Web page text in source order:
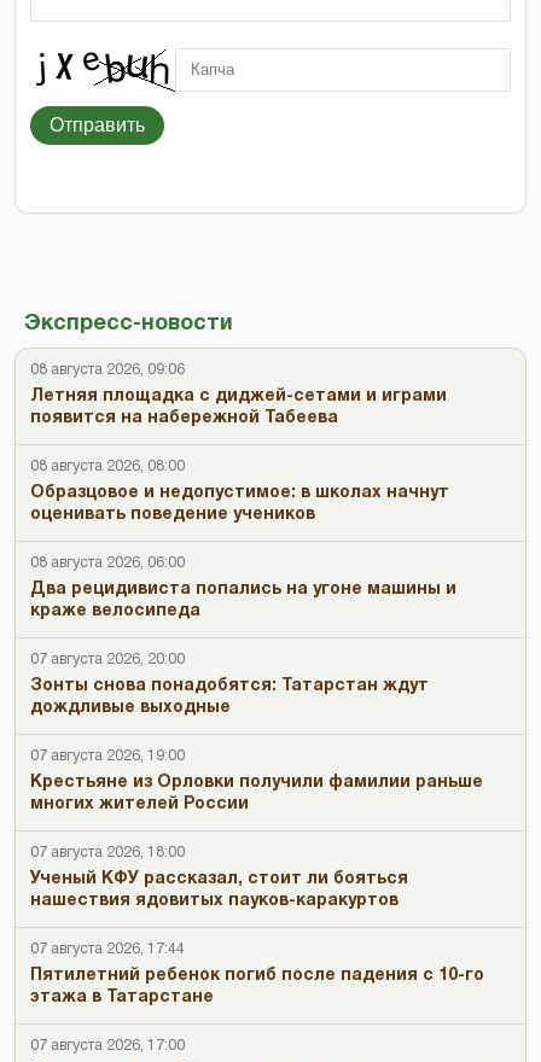
Экспресс-новости
08 августа 2026, 09:06
Летняя площадка с диджей-сетами и играми
появится на набережной Табеева
08 августа 2026, 08:00
Образцовое и недопустимое: в школах начнут
оценивать поведение учеников
08 августа 2026, 06:00
Два рецидивиста попались на угоне машины и
краже велосипеда
07 августа 2026, 20:00
Зонты снова понадобятся: Татарстан ждут
дождливые выходные
07 августа 2026, 19:00
Крестьяне из Орловки получили фамилии раньше
многих жителей России
07 августа 2026, 18:00
Ученый КФУ рассказал, стоит ли бояться
нашествия ядовитых пауков-каракуртов
07 августа 2026, 17:44
Пятилетний ребенок погиб после падения с 10-го
этажа в Татарстане
07 августа 2026, 17:00
Отправить